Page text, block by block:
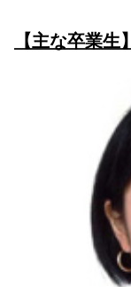
【主な卒業生】